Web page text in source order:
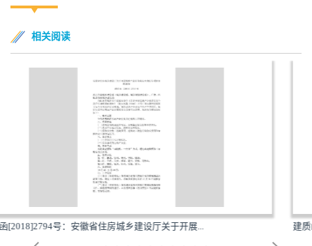
相关阅读
展... 建质函[2018]2966号：安徽省住房城乡建设厅转发